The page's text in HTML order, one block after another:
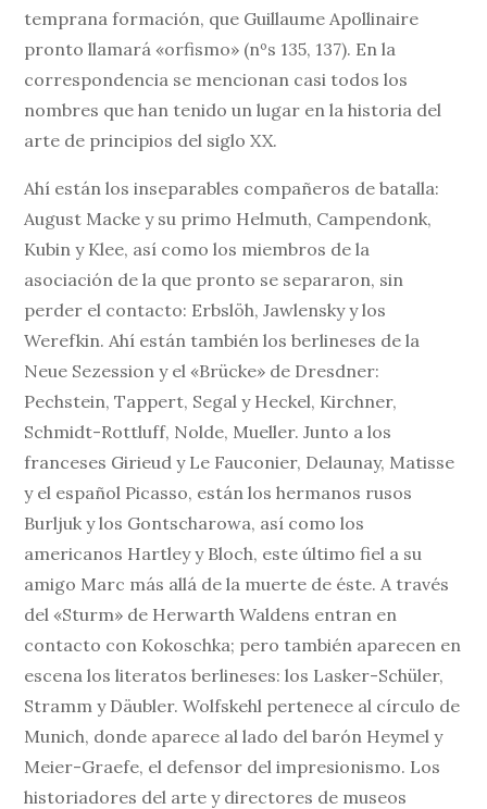
temprana formación, que Guillaume Apollinaire
pronto llamará «orfismo» (nºs 135, 137). En la
correspondencia se mencionan casi todos los
nombres que han tenido un lugar en la historia del
arte de principios del siglo XX.
Ahí están los inseparables compañeros de batalla:
August Macke y su primo Helmuth, Campendonk,
Kubin y Klee, así como los miembros de la
asociación de la que pronto se separaron, sin
perder el contacto: Erbslöh, Jawlensky y los
Werefkin. Ahí están también los berlineses de la
Neue Sezession y el «Brücke» de Dresdner:
Pechstein, Tappert, Segal y Heckel, Kirchner,
Schmidt-Rottluff, Nolde, Mueller. Junto a los
franceses Girieud y Le Fauconier, Delaunay, Matisse
y el español Picasso, están los hermanos rusos
Burljuk y los Gontscharowa, así como los
americanos Hartley y Bloch, este último fiel a su
amigo Marc más allá de la muerte de éste. A través
del «Sturm» de Herwarth Waldens entran en
contacto con Kokoschka; pero también aparecen en
escena los literatos berlineses: los Lasker-Schüler,
Stramm y Däubler. Wolfskehl pertenece al círculo de
Munich, donde aparece al lado del barón Heymel y
Meier-Graefe, el defensor del impresionismo. Los
historiadores del arte y directores de museos